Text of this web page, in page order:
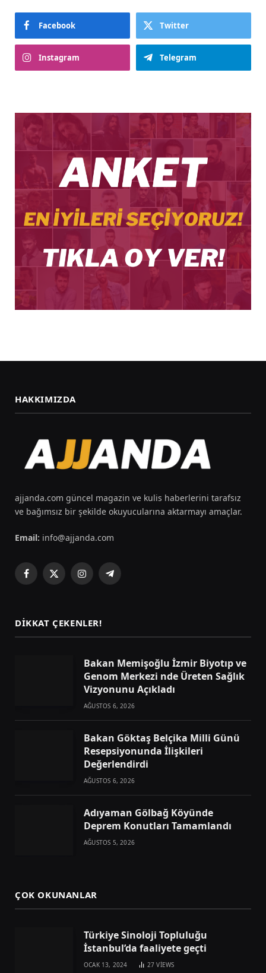
Facebook Twitter
Instagram Telegram
HAKKIMIZDA
ajjanda.com güncel magazin ve kulis haberlerini tarafsız
ve bağımsız bir şekilde okuyucularına aktarmayı amaçlar.
Email: info@ajjanda.com
Facebook
X
InstagramTelegram
DIKKAT ÇEKENLER!
Bakan Memişoğlu İzmir Biyotıp ve
Genom Merkezi nde Üreten Sağlık
Vizyonunu Açıkladı
AĞUSTOS 6, 2026
Bakan Göktaş Belçika Milli Günü
Resepsiyonunda İlişkileri
Değerlendirdi
AĞUSTOS 6, 2026
Adıyaman Gölbağ Köyünde
Deprem Konutları Tamamlandı
AĞUSTOS 5, 2026
ÇOK OKUNANLAR
Türkiye Sinoloji Topluluğu
İstanbul’da faaliyete geçti
OCAK 13, 2024 27VIEWS